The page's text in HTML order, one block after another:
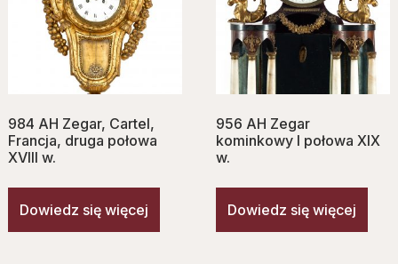
984 AH Zegar, Cartel,
Francja, druga połowa
XVIII w.
Dowiedz się więcej
956 AH Zegar
kominkowy I połowa XIX
w.
Dowiedz się więcej